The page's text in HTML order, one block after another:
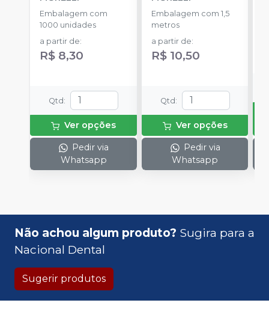
Embalagem com
1000 unidades
a partir de:
R$ 8,30
Qtd :
Ver opções
Pedir via
Whatsapp
Embalagem com 1,5
metros
a partir de:
R$ 10,50
Qtd :
Ver opções
Pedir via
Whatsapp
Não achou algum produto? Sugira para a
Nacional Dental
Sugerir produtos